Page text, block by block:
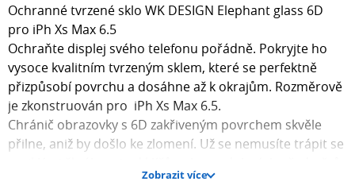
Ochranné tvrzené sklo WK DESIGN Elephant glass 6D
pro iPh Xs Max 6.5
Ochraňte displej svého telefonu pořádně. Pokryjte ho
vysoce kvalitním tvrzeným sklem, které se perfektně
přizpůsobí povrchu a dosáhne až k okrajům. Rozměrově
je zkonstruován pro iPh Xs Max 6.5.
Chránič obrazovky s 6D zakřiveným povrchem skvěle
přilne, aniž by došlo ke zlomení. Už se nemusíte trápit se
S tvrdostí 9H získáte větší odolnost vůči prasknutí nebo
Zobrazit více